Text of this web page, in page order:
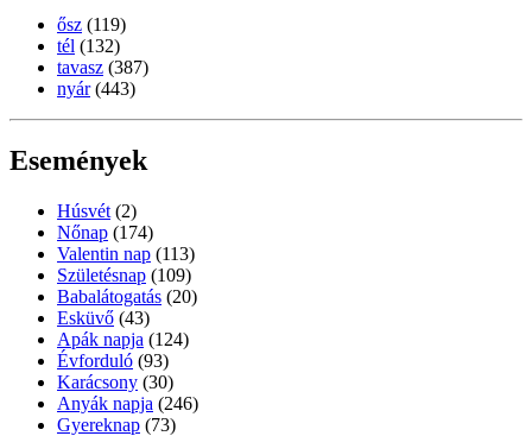
ősz (119)
tél (132)
tavasz (387)
nyár (443)
Események
Húsvét (2)
Nőnap (174)
Valentin nap (113)
Születésnap (109)
Babalátogatás (20)
Esküvő (43)
Apák napja (124)
Évforduló (93)
Karácsony (30)
Anyák napja (246)
Gyereknap (73)